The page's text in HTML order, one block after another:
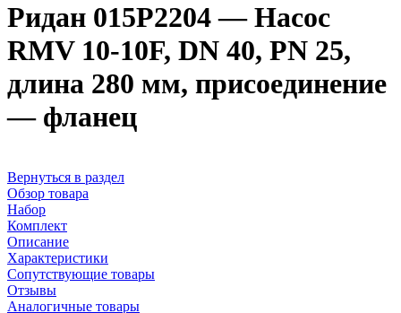
Ридан 015P2204 — Насос
RMV 10-10F, DN 40, PN 25,
длина 280 мм, присоединение
— фланец
Вернуться в раздел
Обзор товара
Набор
Комплект
Описание
Характеристики
Сопутствующие товары
Отзывы
Аналогичные товары